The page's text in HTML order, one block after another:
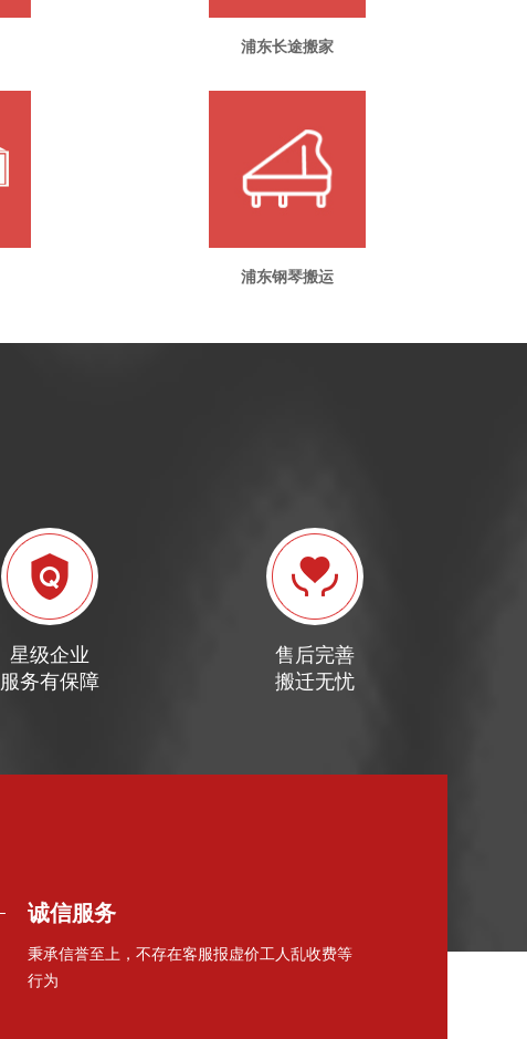
浦东长途搬家
浦东钢琴搬运
星级企业
服务有保障
售后完善
搬迁无忧
诚信服务
秉承信誉至上，不存在客服报虚价工人乱收费等
行为